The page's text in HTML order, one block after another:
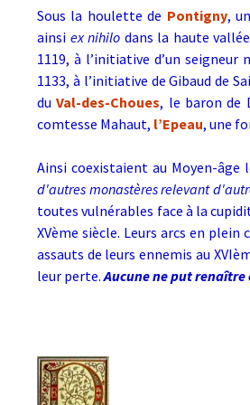
Sous la houlette de Pontigny,
ainsi ex nihilo dans la haute
1119, à l’initiative d’un
1133, à l’initiative de Gibaud de
du Val-des-Choues, le baron de
comtesse Mahaut, l’Epeau, une
Ainsi coexistaient au Moyen-âge
d'autres monastères relevant
toutes vulnérables face à la
XVème siècle. Leurs arcs en
assauts de leurs ennemis au
leur perte.Aucune ne put